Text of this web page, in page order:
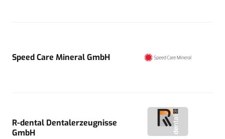
Speed Care Mineral GmbH
R-dental Dentalerzeugnisse
GmbH